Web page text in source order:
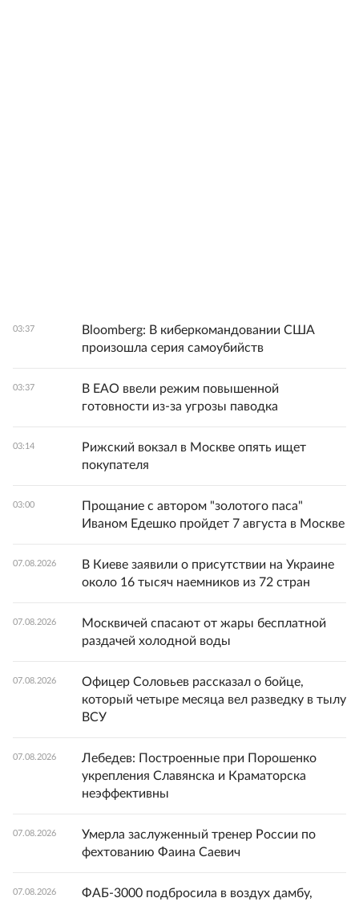
03:37
Bloomberg: В киберкомандовании США
произошла серия самоубийств
03:37
В ЕАО ввели режим повышенной
готовности из-за угрозы паводка
03:14
Рижский вокзал в Москве опять ищет
покупателя
03:00
Прощание с автором "золотого паса"
Иваном Едешко пройдет 7 августа в Москве
07.08.2026
В Киеве заявили о присутствии на Украине
около 16 тысяч наемников из 72 стран
07.08.2026
Москвичей спасают от жары бесплатной
раздачей холодной воды
07.08.2026
Офицер Соловьев рассказал о бойце,
который четыре месяца вел разведку в тылу
ВСУ
07.08.2026
Лебедев: Построенные при Порошенко
укрепления Славянска и Краматорска
неэффективны
07.08.2026
Умерла заслуженный тренер России по
фехтованию Фаина Саевич
07.08.2026
ФАБ-3000 подбросила в воздух дамбу,